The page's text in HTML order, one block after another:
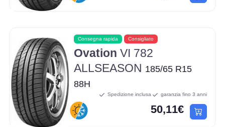
Consegna rapida Consigliato
Ovation VI 782
ALLSEASON 185/65 R15
88H
Spedizione inclusa garanzia fino 3 anni
50,11€